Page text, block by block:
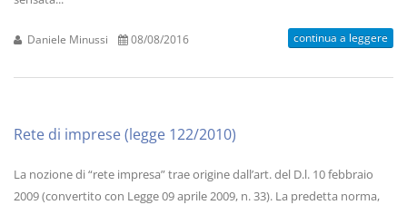
Daniele Minussi 08/08/2016 continua a leggere
Rete di imprese (legge 122/2010)
La nozione di “rete impresa” trae origine dall’art. del D.l. 10 febbraio
2009 (convertito con Legge 09 aprile 2009, n. 33). La predetta norma,